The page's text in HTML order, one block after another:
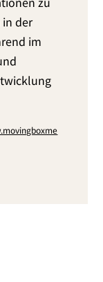
in der
im